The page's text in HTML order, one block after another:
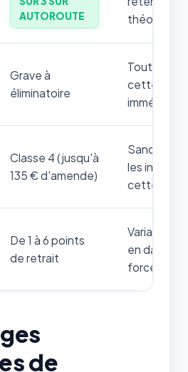
AUTOROUTE
théorique.
Grave à
éliminatoire
Toute
cette
Classe 4 (jusqu'à
135 € d'amende)
Sanction
les
cette
De 1 à 6 points
de retrait
Variable
en danger
forces de
de